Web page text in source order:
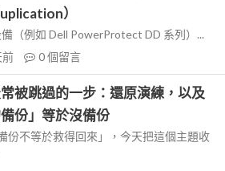
）
（例如 Dell PowerProtect DD 系列）...
前 0個留言
被跳過的一步：還原演練，以及
份」等於沒備份
份不等於救得回來」，今天把這個主題收